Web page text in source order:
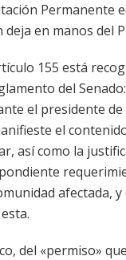
Permanente
en manos del
155 está
del
el presidente de
el
así como la
afectada, y
del «permiso»